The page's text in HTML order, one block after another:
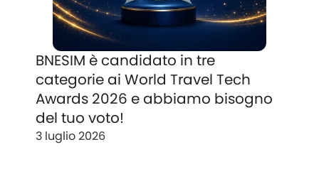
BNESIM è candidato in tre
categorie ai World Travel Tech
Awards 2026 e abbiamo bisogno
del tuo voto!
3 luglio 2026